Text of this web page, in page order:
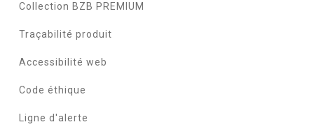
Collection BZB PREMIUM
Traçabilité produit
Accessibilité web
Code éthique
Ligne d'alerte